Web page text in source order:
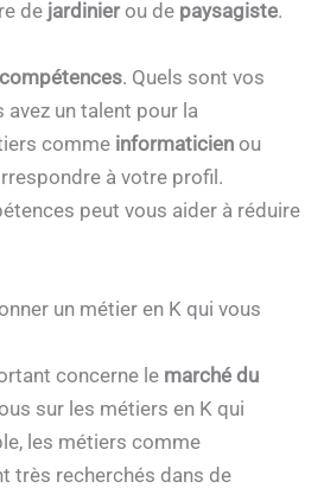
de jardinierou de paysagiste.
compétences. Quels sont vos
un talent pour la
comme informaticien ou
à votre profil.
peut vous aider à réduire
un métier en K qui vous
concerne le marché du
sur les métiers en K qui
les métiers comme
très recherchés dans de